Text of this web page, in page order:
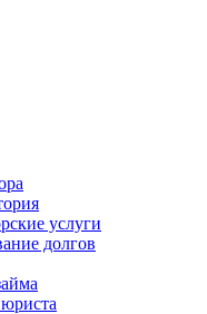
услуги
долгов